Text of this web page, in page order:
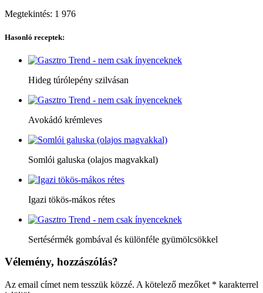
Megtekintés: 1 976
Hasonló receptek:
Hideg túrólepény szilvásan
Avokádó krémleves
Somlói galuska (olajos magvakkal)
Igazi tökös-mákos rétes
Sertésérmék gombával és különféle gyümölcsökkel
Vélemény, hozzászólás?
Az email címet nem tesszük közzé. A kötelező mezőket * karakterrel